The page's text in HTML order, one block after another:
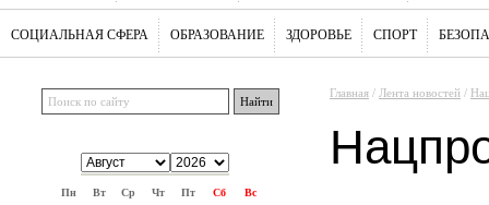
СОЦИАЛЬНАЯ СФЕРА ОБРАЗОВАНИЕ ЗДОРОВЬЕ СПОРТ
Пн Вт Ср Чт Пт Сб Вс
Главная / Лента новостей /